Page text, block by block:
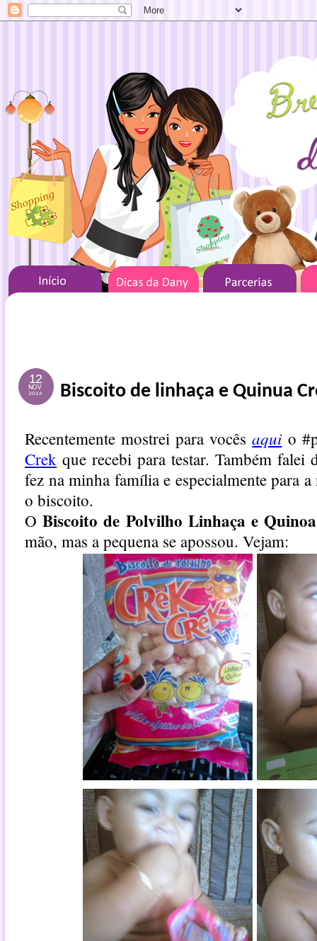
12
NOV
2014 Biscoito de linhaça e Quinua
Recentemente mostrei para vocêsaquio
Crek que recebi para testar. Também falei
fez na minha família e especialmente para
o biscoito.
OBiscoito de Polvilho Linhaça e Quinoa
mão, mas a pequena se apossou. Vejam: